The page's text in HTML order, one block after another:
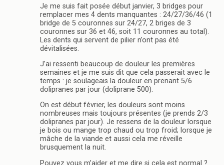
Je me suis fait posée début janvier, 3 bridges pour
remplacer mes 4 dents manquantes : 24/27/36/46 (1
bridge de 5 couronnes sur 24/27, 2 briges de 3
couronnes sur 36 et 46, soit 11 couronnes au total).
Les dents qui servent de pilier n’ont pas été
dévitalisées.
J’ai ressenti beaucoup de douleur les premières
semaines et je me suis dit que cela passerait avec le
temps : je soulageais la douleur en prenant 5/6
dolipranes par jour (doliprane 500).
On est début février, les douleurs sont moins
nombreuses mais toujours présentes (je prends 2/3
dolipranes par jour). Je ressens de la douleur lorsque
je bois ou mange trop chaud ou trop froid; lorsque je
mâche de la viande et aussi cela me réveille
brusquement la nuit.
Pouvez vous m’aider et me dire si cela est normal ?